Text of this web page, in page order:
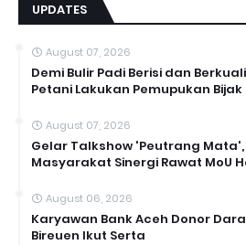
UPDATES
August 07, 2026
Demi Bulir Padi Berisi dan
Petani Lakukan Pemupukan Bijak
August 07, 2026
Gelar Talkshow 'Peutrang Mata',
Masyarakat Sinergi Rawat MoU
August 06, 2026
Karyawan Bank Aceh Donor
Bireuen Ikut Serta